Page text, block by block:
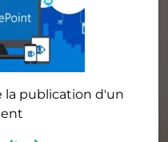
la publication d'un